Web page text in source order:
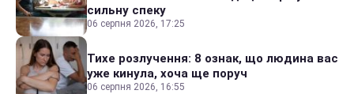
сильну спеку
06 серпня 2026, 17:25
Тихе розлучення: 8 ознак, що людина вас
уже кинула, хоча ще поруч
06 серпня 2026, 16:55